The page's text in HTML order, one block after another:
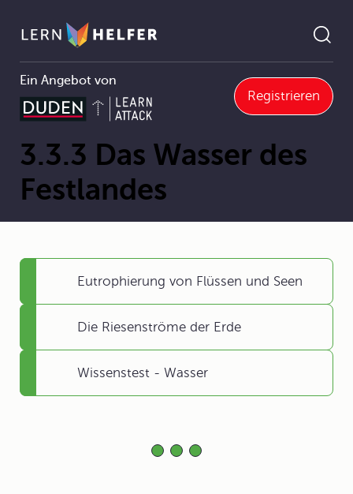
Ein Angebot von
Registrieren
Pfadnavigation
3 Naturgeografische Grundlagen 3.3.3 Das Wasser des Festlandes
3.3.3 Das Wasser des
Festlandes
Eutrophierung von Flüssen und Seen
Die Riesenströme der Erde
Wissenstest - Wasser